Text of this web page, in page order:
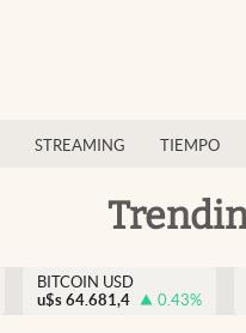
STREAMING TIEMPO
BITCOIN USD
u$s 64.681,4 0.43%